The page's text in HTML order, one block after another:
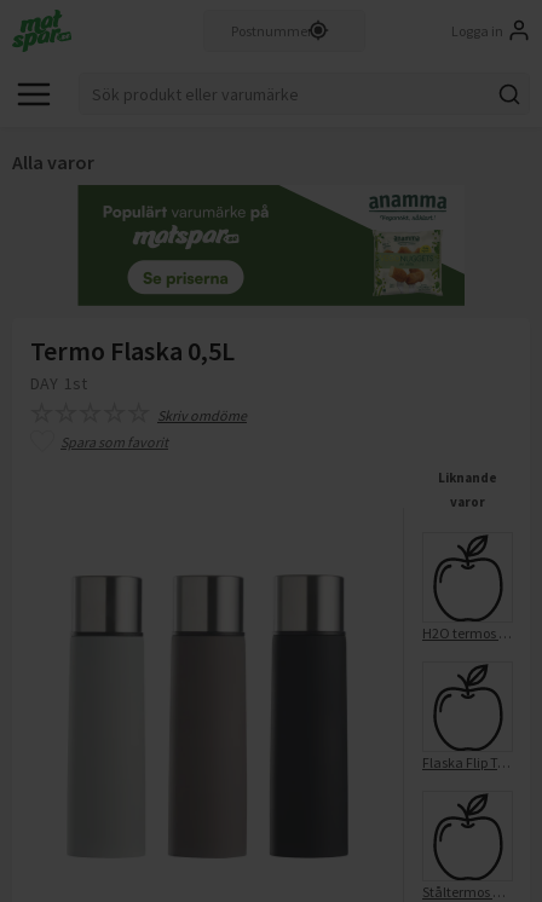
Logga in
Alla varor
Termo Flaska 0,5L
DAY 1st
Skriv omdöme
Spara som favorit
Liknande
varor
H2O termos 0,5L ASS
Flaska Flip Top Kids Fun
Ståltermos Borstad 0,5L